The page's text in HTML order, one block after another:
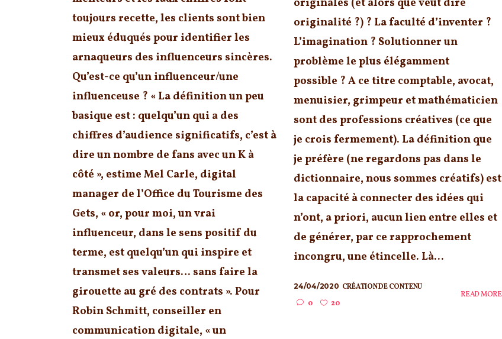
originales (et alors que veut dire
originalité ?) ? La faculté d’inventer ?
L’imagination ? Solutionner un
problème le plus élégamment
possible ? A ce titre comptable, avocat,
menuisier, grimpeur et mathématicien
sont des professions créatives (ce que
je crois fermement). La définition que
je préfère (ne regardons pas dans le
dictionnaire, nous sommes créatifs) est
la capacité à connecter des idées qui
n’ont, a priori, aucun lien entre elles et
de générer, par ce rapprochement
incongru, une étincelle. Là...
24/04/2020 CRÉATION DE CONTENU
0
20
READ MORE
toujours recette, les clients sont bien
mieux éduqués pour identifier les
arnaqueurs des influenceurs sincères.
Qu’est-ce qu’un influenceur/une
influenceuse ? « La définition un peu
basique est : quelqu’un qui a des
chiffres d’audience significatifs, c’est à
dire un nombre de fans avec un K à
côté », estime Mel Carle, digital
manager de l’Office du Tourisme des
Gets, « or, pour moi, un vrai
influenceur, dans le sens positif du
terme, est quelqu’un qui inspire et
transmet ses valeurs… sans faire la
girouette au gré des contrats ». Pour
Robin Schmitt, conseiller en
communication digitale, « un